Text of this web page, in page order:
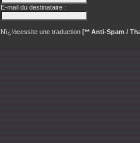
E-mail du destinataire :
Nï¿½cessite une traduction [** Anti-Spam /